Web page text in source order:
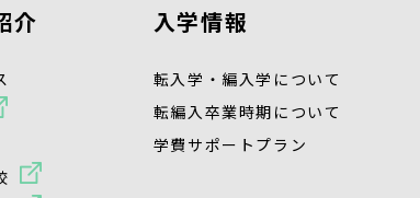
介 入学情報
転入学・編入学について
転編入卒業時期について
学費サポートプラン